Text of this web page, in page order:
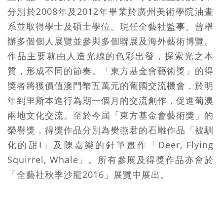
分別於2008年及2012年畢業於廣州美術學院油畫
系並取得學士及碩士學位。現任全藝社監事。曾舉
辦多個個人展覽並參與多個聯展及海外藝術博覽。
作品主要就由人造光線的色彩出發，探索光之本
質，形成不同的節奏。「東方基金會藝術獎」的得
獎者將獲價值澳門幣五萬元的葡國交流機會，於明
年到里斯本進行為期一個月的交流創作，促進葡澳
兩地文化交流。至於今屆「東方基金會藝術獎」的
榮譽獎，得獎作品分別為樊燕君的石雕作品「被馴
化的甜Ⅰ」及陳嘉樂的針筆畫作「Deer, Flying
Squirrel, Whale」。所有參展及得獎作品亦會於
「全藝社秋季沙龍2016」展覽中展出。